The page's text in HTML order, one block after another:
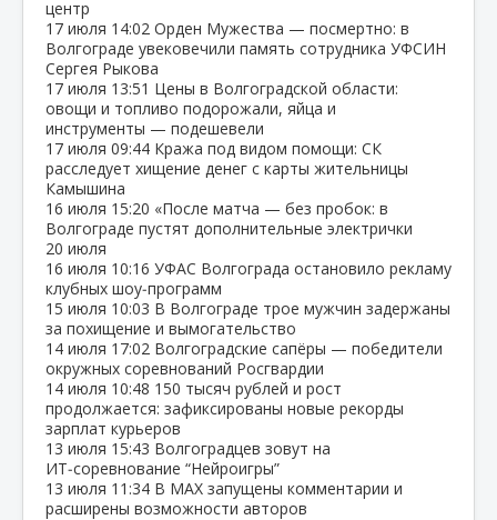
центр
17 июля 14:02 Орден Мужества — посмертно: в
Волгограде увековечили память сотрудника УФСИН
Сергея Рыкова
17 июля 13:51 Цены в Волгоградской области:
овощи и топливо подорожали, яйца и
инструменты — подешевели
17 июля 09:44 Кража под видом помощи: СК
расследует хищение денег с карты жительницы
Камышина
16 июля 15:20 «После матча — без пробок: в
Волгограде пустят дополнительные электрички
20 июля
16 июля 10:16 УФАС Волгограда остановило рекламу
клубных шоу‑программ
15 июля 10:03 В Волгограде трое мужчин задержаны
за похищение и вымогательство
14 июля 17:02 Волгоградские сапёры — победители
окружных соревнований Росгвардии
14 июля 10:48 150 тысяч рублей и рост
продолжается: зафиксированы новые рекорды
зарплат курьеров
13 июля 15:43 Волгоградцев зовут на
ИТ‑соревнование “Нейроигры”
13 июля 11:34 В МАХ запущены комментарии и
расширены возможности авторов